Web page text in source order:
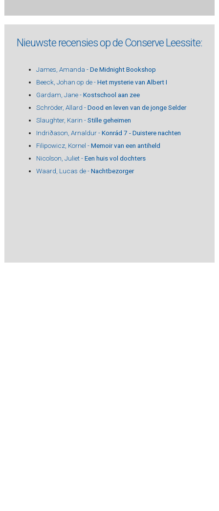
Nieuwste recensies op de Conserve Leessite:
James, Amanda -De Midnight Bookshop
Beeck, Johan op de -Het mysterie van Albert I
Gardam, Jane -Kostschool aan zee
Schröder, Allard -Dood en leven van de jonge Selder
Slaughter, Karin -Stille geheimen
Indriðason, Arnaldur -Konrád 7 - Duistere nachten
Filipowicz, Kornel -Memoir van een antiheld
Nicolson, Juliet -Een huis vol dochters
Waard, Lucas de -Nachtbezorger